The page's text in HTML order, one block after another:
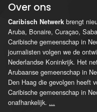
Over ons
Caribisch Netwerk brengt
Aruba, Bonaire, Curaçao,
Caribische gemeenschap in
journalisten volgen we de
Nederlandse Koninkrijk. Het
Arubaanse gemeenschap in
Den Haag die gevolgen heeft
Caribische gemeenschap in
onafhankelijk. ...